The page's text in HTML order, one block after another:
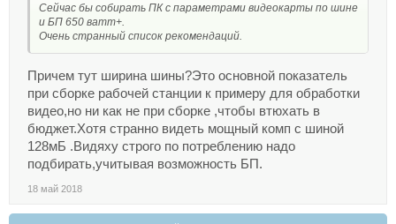
Сейчас бы собирать ПК с параметрами видеокарты по шине
и БП 650 ватт+.
Очень странный список рекомендаций.
Причем тут ширина шины?Это основной показатель
при сборке рабочей станции к примеру для обработки
видео,но ни как не при сборке ,чтобы втюхать в
бюджет.Хотя странно видеть мощный комп с шиной
128мБ .Видяху строго по потреблению надо
подбирать,учитывая возможность БП.
18 май 2018